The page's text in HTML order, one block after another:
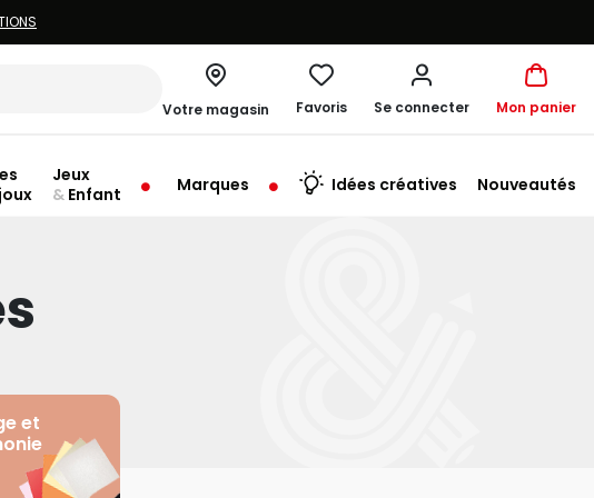
Votre magasin
Ferme à 19:00
Favoris Se connecter Mon panier
Jeux
& Enfant Marques Idées créatives Nouveautés
et